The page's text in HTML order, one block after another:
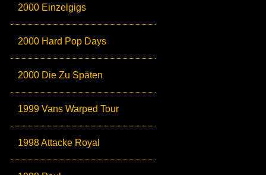
2000 Einzelgigs
2000 Hard Pop Days
2000 Die Zu Späten
1999 Vans Warped Tour
1998 Attacke Royal